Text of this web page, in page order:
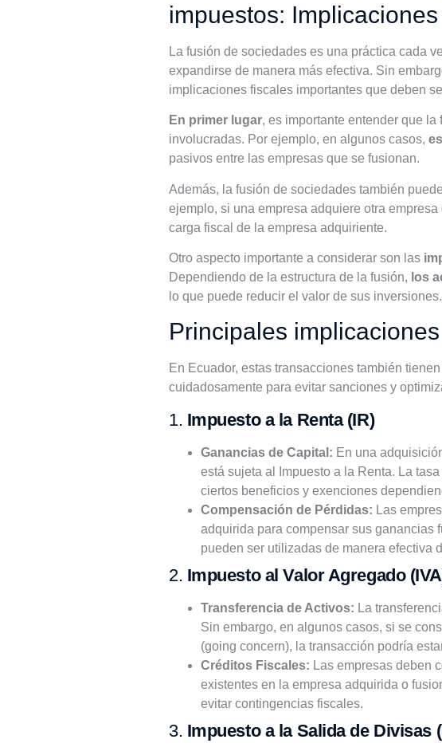
impuestos:
La fusión de sociedades es una práctica cada
expandirse de manera más efectiva. Sin
implicaciones fiscales importantes que deben
En primer lugar, es importante entender que
involucradas. Por ejemplo, en algunos casos,
pasivos entre las empresas que se fusionan.
Además, la fusión de sociedades también puede
ejemplo, si una empresa adquiere otra
carga fiscal de la empresa adquiriente.
Otro aspecto importante a considerar son las
Dependiendo de la estructura de la fusión, los
lo que puede reducir el valor de sus inversiones.
Principales
En Ecuador, estas transacciones también
cuidadosamente para evitar sanciones y
1. Impuesto a la Renta (IR)
Ganancias de Capital: En una
está sujeta al Impuesto a la Renta. La
ciertos beneficios y exenciones
Compensación de Pérdidas: Las
adquirida para compensar sus ganancias
pueden ser utilizadas de manera efectiva
2. Impuesto al Valor Agregado
Transferencia de Activos: La
Sin embargo, en algunos casos, si se
(going concern), la transacción podría
Créditos Fiscales: Las empresas deben
existentes en la empresa adquirida o
evitar contingencias fiscales.
3. Impuesto a la Salida de Divisas